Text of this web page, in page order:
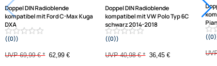
Varianten: Radioblende
-10% -11,1%